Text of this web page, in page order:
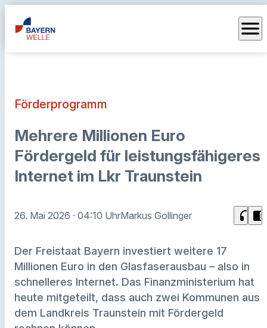
menu
Förderprogramm
Mehrere Millionen Euro
Fördergeld für leistungsfähigeres
Internet im Lkr Traunstein
26. Mai 2026 · 04:10 UhrMarkus Gollinger headphones chrome_reader_mode
Der Freistaat Bayern investiert weitere 17
Millionen Euro in den Glasfaserausbau – also in
schnelleres Internet. Das Finanzministerium hat
heute mitgeteilt, dass auch zwei Kommunen aus
dem Landkreis Traunstein mit Fördergeld